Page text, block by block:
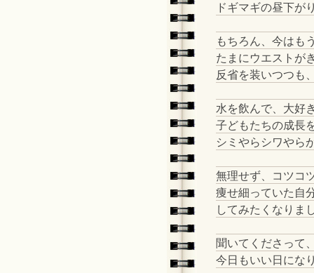
ドギマギの昼下が
もちろん、今はも
たまにウエストが
反省を装いつつも
水を飲んで、大好
子どもたちの成長
シミやらシワやら
無理せず、コツコ
痩せ細っていた自
してみたくなりま
聞いてくださって
今日もいい日にな